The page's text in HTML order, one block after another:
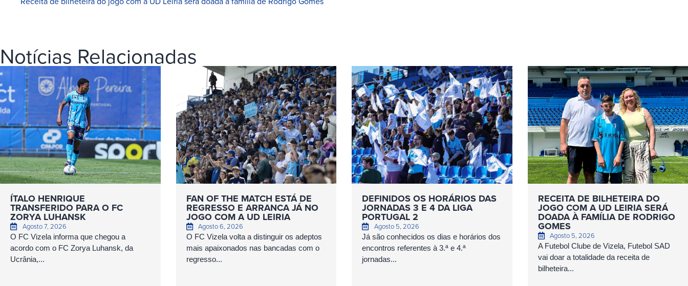
Notícias Relacionadas
ÍTALO HENRIQUE
TRANSFERIDO PARA O FC
ZORYA LUHANSK
Agosto 7, 2026
O FC Vizela informa que chegou a
acordo com o FC Zorya Luhansk, da
Ucrânia,...
FAN OF THE MATCH ESTÁ DE
REGRESSO E ARRANCA JÁ NO
JOGO COM A UD LEIRIA
Agosto 6, 2026
O FC Vizela volta a distinguir os adeptos
mais apaixonados nas bancadas com o
regresso...
DEFINIDOS OS HORÁRIOS DAS
JORNADAS 3 E 4 DA LIGA
PORTUGAL 2
Agosto 5, 2026
Já são conhecidos os dias e horários dos
encontros referentes à 3.ª e 4.ª
jornadas...
RECEITA DE BILHETEIRA DO
JOGO COM A UD LEIRIA SERÁ
DOADA À FAMÍLIA DE RODRIGO
GOMES
Agosto 5, 2026
A Futebol Clube de Vizela, Futebol SAD
vai doar a totalidade da receita de
bilheteira...